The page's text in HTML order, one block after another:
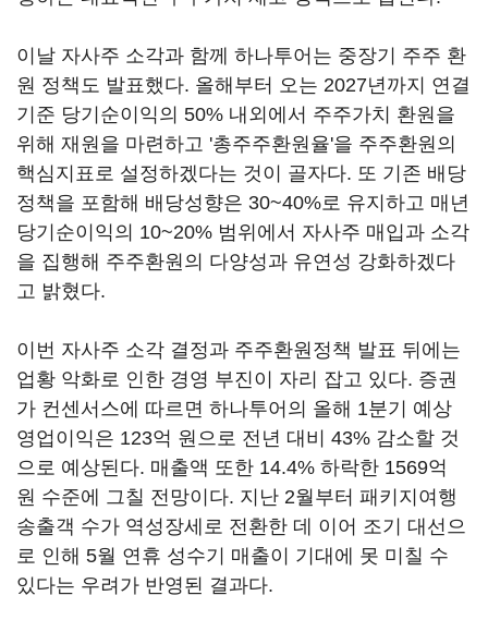
이날 자사주 소각과 함께 하나투어는 중장기 주주 환
원 정책도 발표했다. 올해부터 오는 2027년까지 연결
기준 당기순이익의 50% 내외에서 주주가치 환원을
위해 재원을 마련하고 '총주주환원율'을 주주환원의
핵심지표로 설정하겠다는 것이 골자다. 또 기존 배당
정책을 포함해 배당성향은 30~40%로 유지하고 매년
당기순이익의 10~20% 범위에서 자사주 매입과 소각
을 집행해 주주환원의 다양성과 유연성 강화하겠다
고 밝혔다.
이번 자사주 소각 결정과 주주환원정책 발표 뒤에는
업황 악화로 인한 경영 부진이 자리 잡고 있다. 증권
가 컨센서스에 따르면 하나투어의 올해 1분기 예상
영업이익은 123억 원으로 전년 대비 43% 감소할 것
으로 예상된다. 매출액 또한 14.4% 하락한 1569억
원 수준에 그칠 전망이다. 지난 2월부터 패키지여행
송출객 수가 역성장세로 전환한 데 이어 조기 대선으
로 인해 5월 연휴 성수기 매출이 기대에 못 미칠 수
있다는 우려가 반영된 결과다.